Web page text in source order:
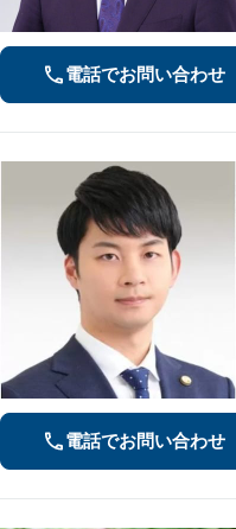
電話でお問い合わせ
電話でお問い合わせ